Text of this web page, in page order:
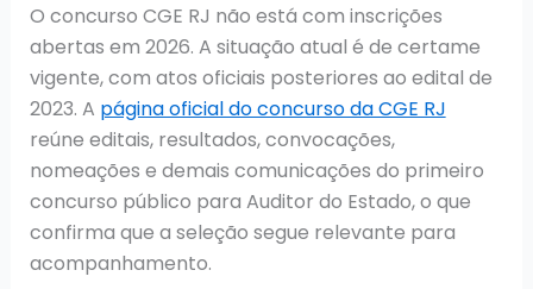
O concurso CGE RJ não está com inscrições
abertas em 2026. A situação atual é de certame
vigente, com atos oficiais posteriores ao edital de
2023. A página oficial do concurso da CGE RJ
reúne editais, resultados, convocações,
nomeações e demais comunicações do primeiro
concurso público para Auditor do Estado, o que
confirma que a seleção segue relevante para
acompanhamento.